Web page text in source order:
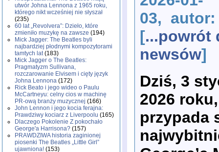
utwór Johna Lennona z 1965 roku,
którego nikt wcześniej nie słyszał
(235)
60 lat „Revolvera”: Dzieło, które
zmieniło muzykę na zawsze (194)
Mick Jagger: The Beatles byli
najbardziej płodnymi kompozytorami
tamtych lat(183)
Mick Jagger o The Beatles:
Pragmatyzm Sullivana,
rozczarowanie Elvisem i cięty język
Johna Lennona (172)
Rick Beato i jego wideo o Paulu
McCartneyu: celny cios w machinę
PR-ową branży muzycznej (166)
John Lennon i jego kocia ferajna:
Prawdziwy kociarz z Liverpoolu (165)
Dlaczego Pokolenie Z pokochało
George'a Harrisona? (157)
PRAWDZIWA historia zaginionej
piosenki The Beatles „Little Girl”
ujawniona! (153)
03,
[...powrót
newsów]
Dziś, 3
2026 roku,
przypada